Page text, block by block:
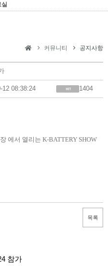
실
커뮤니티 공지사항
12 08:38:24 1404
에서 열리는 K-BATTERY SHOW
참가